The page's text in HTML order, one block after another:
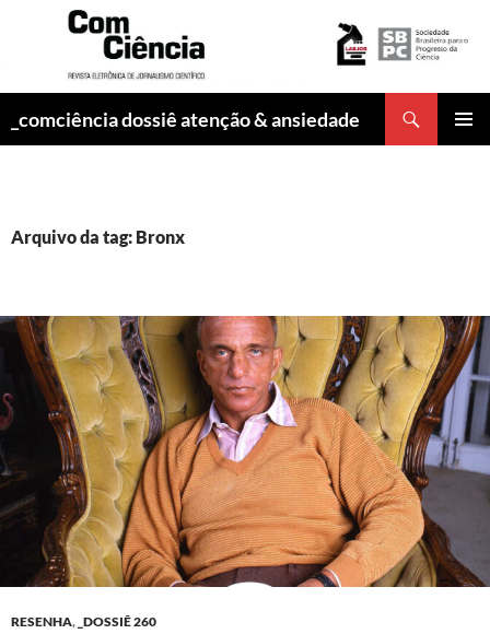
_comciência dossiê atenção & ansiedade
Arquivo da tag: Bronx
RESENHA, _DOSSIÊ 260